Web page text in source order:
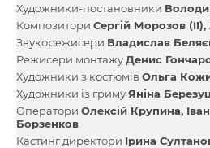
Художники-постановники
Композитори Сергій Морозов (II)
Звукорежисери Владислав
Режисери монтажуДенис
Художники з костюмів Ольга
Художники із гримуЯніна
Оператори Олексій Крупина
Борзенков
Кастинг директори Ірина